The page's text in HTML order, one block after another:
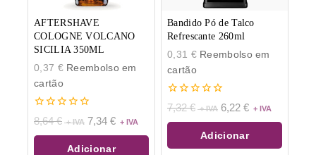
AFTERSHAVE
COLOGNE VOLCANO
SICILIA 350ML
0,37 €Reembolso em
cartão
0
de
5
8,64€ 7,34 €
Adicionar
Bandido Pó de Talco
Refrescante 260ml
0,31 €Reembolso em
cartão
0
de
5
7,32€ 6,22 €
Adicionar